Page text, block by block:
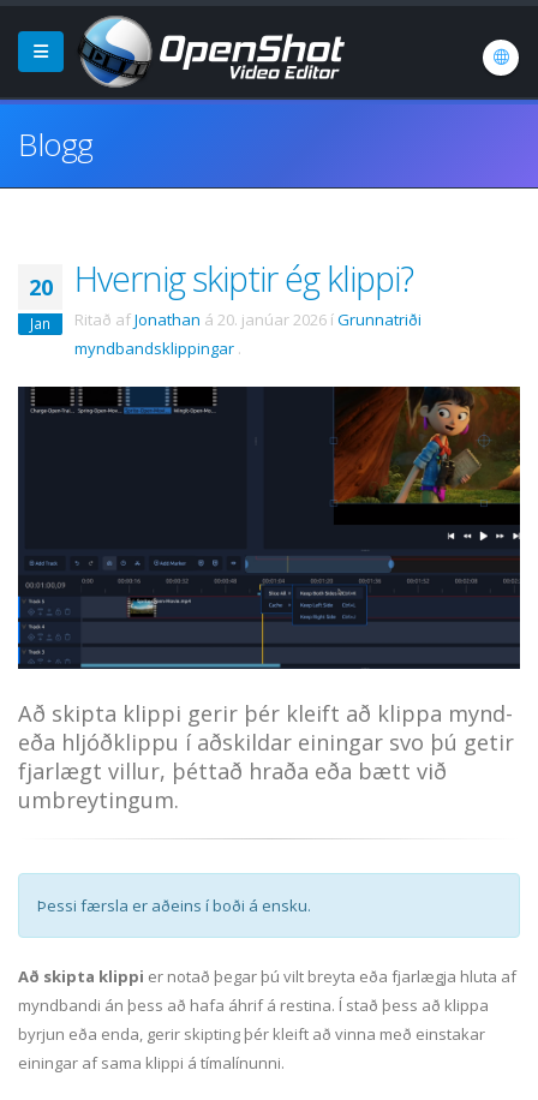
Blogg
20
Jan
Hvernig skiptir ég klippi?
Ritað afJonathan á 20. janúar 2026 íGrunnatriði
myndbandsklippingar .
Að skipta klippi gerir þér kleift að klippa mynd-
eða hljóðklippu í aðskildar einingar svo þú getir
fjarlægt villur, þéttað hraða eða bætt við
umbreytingum.
Þessi færsla er aðeins í boði á ensku.
Að skipta klippi er notað þegar þú vilt breyta eða fjarlægja hluta af
myndbandi án þess að hafa áhrif á restina. Í stað þess að klippa
byrjun eða enda, gerir skipting þér kleift að vinna með einstakar
einingar af sama klippi á tímalínunni.